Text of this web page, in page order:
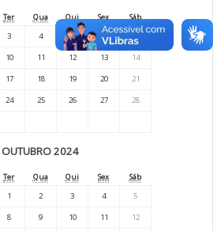
Ter Qua Qui Sex
Sáb
3 4 5 6 7
10 11 12 13 14
17 18 19 20 21
24 25 26 27 28
OUTUBRO 2024
Ter Qua Qui Sex
Sáb
1
2 3 4 5
8 9 10 11 12